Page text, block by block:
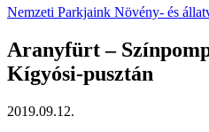
Nemzeti Parkjaink Növény- és
Aranyfürt –
Kígyósi-pusztán
2019.09.12.